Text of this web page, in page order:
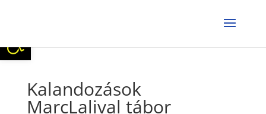
Kalandozások
MarcLalival tábor